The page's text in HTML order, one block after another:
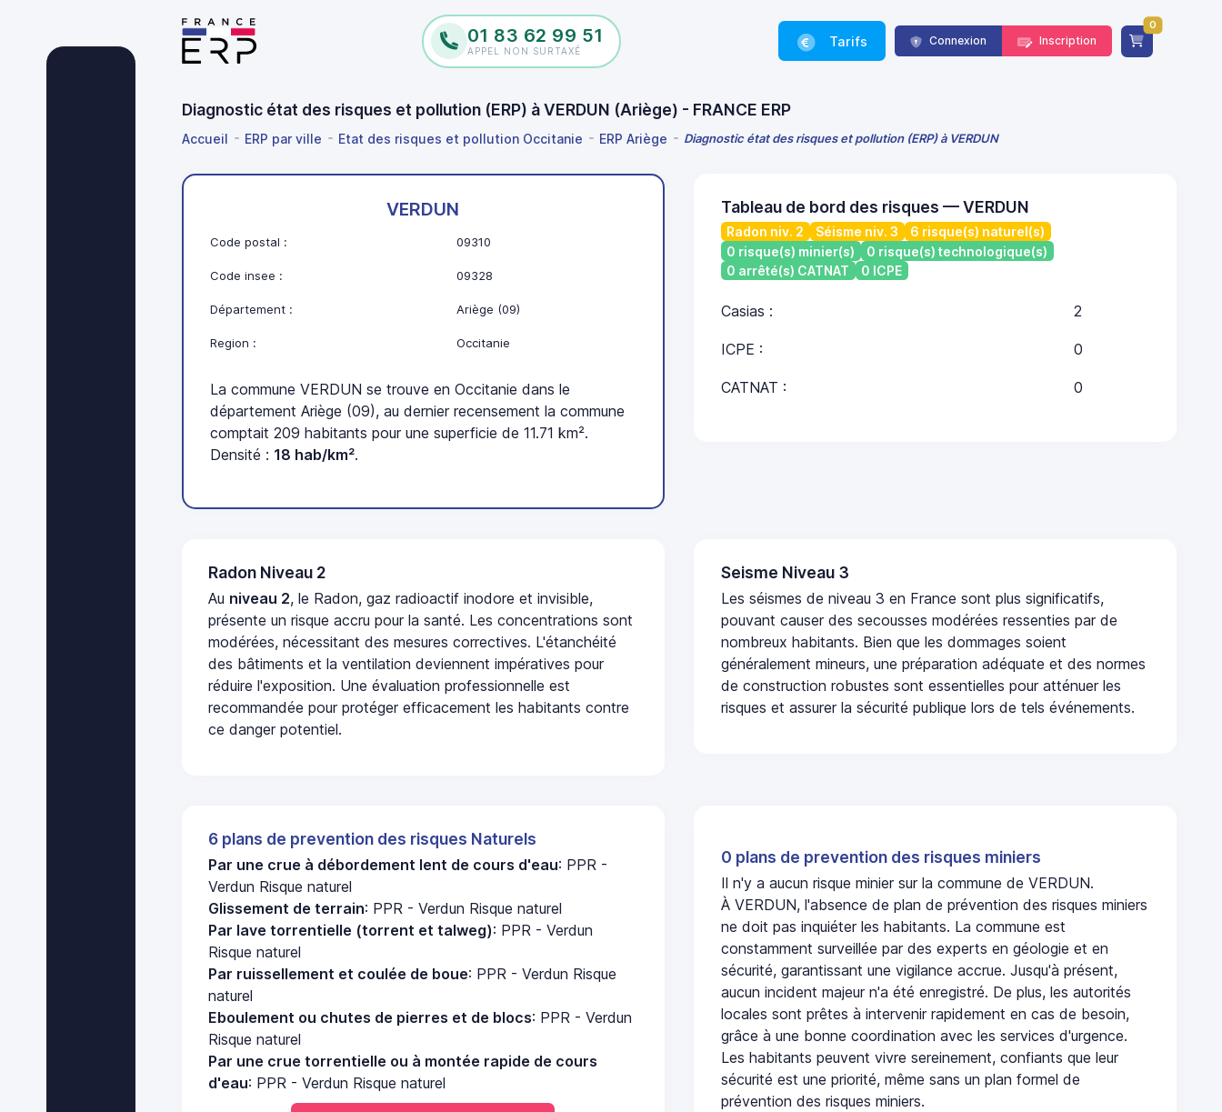
01 83 62 99 51
APPEL NON SURTAXÉ
Tarifs Connexion Inscription
0
Diagnostic état des risques et pollution (ERP) à VERDUN (Ariège) - FRANCE ERP
Accueil ERP par ville Etat des risques et pollution Occitanie ERP Ariège Diagnostic état des risques et pollution (ERP) à VERDUN
VERDUN
Code postal : 09310
Code insee : 09328
Département : Ariège (09)
Region : Occitanie
La commune VERDUN se trouve en Occitanie dans le
département Ariège (09), au dernier recensement la commune
comptait 209 habitants pour une superficie de 11.71 km².
Densité : 18 hab/km².
Tableau de bord des risques — VERDUN
Radon niv. 2 Séisme niv. 3
6 risque(s) naturel(s)
0 risque(s) minier(s)
0 risque(s) technologique(s)
0 arrêté(s) CATNAT
0 ICPE
Casias : 2
ICPE : 0
CATNAT : 0
Radon Niveau 2
Au niveau 2, le Radon, gaz radioactif inodore et invisible,
présente un risque accru pour la santé. Les concentrations sont
modérées, nécessitant des mesures correctives. L'étanchéité
des bâtiments et la ventilation deviennent impératives pour
réduire l'exposition. Une évaluation professionnelle est
recommandée pour protéger efficacement les habitants contre
ce danger potentiel.
Seisme Niveau 3
Les séismes de niveau 3 en France sont plus significatifs,
pouvant causer des secousses modérées ressenties par de
nombreux habitants. Bien que les dommages soient
généralement mineurs, une préparation adéquate et des normes
de construction robustes sont essentielles pour atténuer les
risques et assurer la sécurité publique lors de tels événements.
6 plans de prevention des risques Naturels
Par une crue à débordement lent de cours d'eau: PPR -
Verdun Risque naturel
Glissement de terrain: PPR - Verdun Risque naturel
Par lave torrentielle (torrent et talweg): PPR - Verdun
Risque naturel
Par ruissellement et coulée de boue: PPR - Verdun Risque
naturel
Eboulement ou chutes de pierres et de blocs: PPR - Verdun
Risque naturel
Par une crue torrentielle ou à montée rapide de cours
d'eau: PPR - Verdun Risque naturel
0 plans de prevention des risques miniers
Il n'y a aucun risque minier sur la commune de VERDUN.
À VERDUN, l'absence de plan de prévention des risques miniers
ne doit pas inquiéter les habitants. La commune est
constamment surveillée par des experts en géologie et en
sécurité, garantissant une vigilance accrue. Jusqu'à présent,
aucun incident majeur n'a été enregistré. De plus, les autorités
locales sont prêtes à intervenir rapidement en cas de besoin,
grâce à une bonne coordination avec les services d'urgence.
Les habitants peuvent vivre sereinement, confiants que leur
sécurité est une priorité, même sans un plan formel de
prévention des risques miniers.